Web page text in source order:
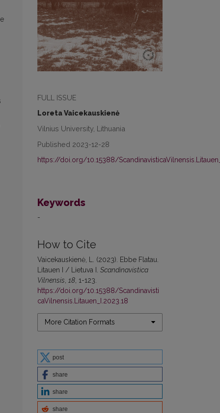
FULL ISSUE
Loreta Vaicekauskienė
Vilnius University, Lithuania
Published 2023-12-28
https://doi.org/10.15388/
Keywords
-
How to Cite
Vaicekauskienė, L. (2023). Ebbe Flatau.
Litauen I / Lietuva I. Scandinavistica
Vilnensis 18 , 1-123.
https://doi.org/10.15388/Scandinavisti
caVilnensis.Litauen_I.2023.18
More Citation Formats
post
share
share
share